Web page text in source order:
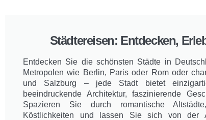
Städtereisen: Entdecken,
Entdecken Sie die schönsten Städte in
Metropolen wie Berlin, Paris oder Rom oder
und Salzburg – jede Stadt bietet
beeindruckende Architektur, faszinierende
Spazieren Sie durch romantische
Köstlichkeiten und lassen Sie sich von der